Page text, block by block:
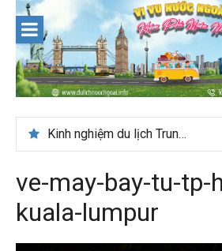
content
Kinh nghiệm du lịch Trung Á lần đầu cho khách Việt
Du lịch Maldives – Lần đầu nên đi đâu, chơi gì?
ve-may-bay-tu-tp-
kuala-lumpur